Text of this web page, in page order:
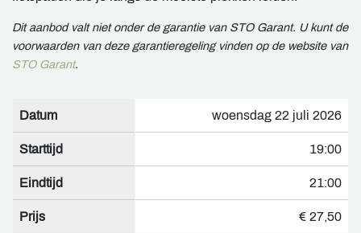
Dit aanbod valt niet onder de garantie van STO Garant. U kunt de
voorwaarden van deze garantieregeling vinden op de website van
STO Garant.
Datum woensdag 22 juli 2026
Starttijd 19:00
Eindtijd 21:00
Prijs € 27,50